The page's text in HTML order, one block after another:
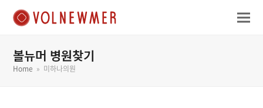
볼뉴머 병원찾기
Home » 미하나의원